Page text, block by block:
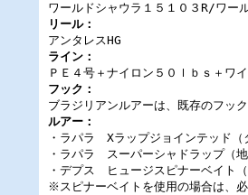
ワールドシャウラ１５１０３R/ワー
リール：
アンタレスHG
ライン：
ＰＥ４号＋ナイロン５０ｌｂｓ＋ワ
フック：
ブラジリアンルアーは、既存のフッ
ルアー：
・ラパラ Xラップジョインテッド
・ラパラ スーパーシャドラップ（
・デプス ヒュージスピナーベイト
※スピナーベイトを使用の場合は、